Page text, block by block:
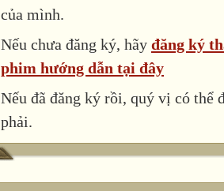
của mình.
Nếu chưa đăng ký, hãy đăng ký
phim hướng dẫn tại đây
Nếu đã đăng ký rồi, quý vị có thể
phải.